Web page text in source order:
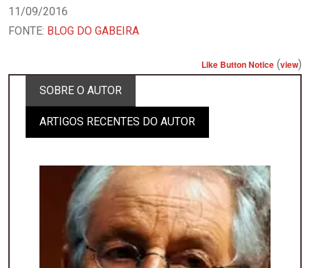
11/09/2016
FONTE: BLOG DO GABEIRA
Like Button Notice (view)
SOBRE O AUTOR
ARTIGOS RECENTES DO AUTOR